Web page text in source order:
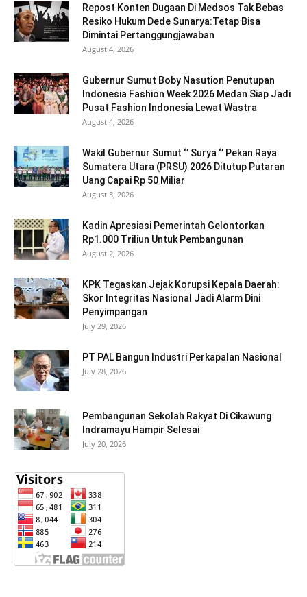
Repost Konten Dugaan Di Medsos Tak Bebas
Resiko Hukum Dede Sunarya:Tetap Bisa
Dimintai Pertanggungjawaban
August 4, 2026
Gubernur Sumut Boby Nasution Penutupan
Indonesia Fashion Week 2026 Medan Siap Jadi
Pusat Fashion Indonesia Lewat Wastra
August 4, 2026
Wakil Gubernur Sumut ‘’ Surya ‘’ Pekan Raya
Sumatera Utara (PRSU) 2026 Ditutup Putaran
Uang Capai Rp 50 Miliar
August 3, 2026
Kadin Apresiasi Pemerintah Gelontorkan
Rp1.000 Triliun Untuk Pembangunan
August 2, 2026
KPK Tegaskan Jejak Korupsi Kepala Daerah:
Skor Integritas Nasional Jadi Alarm Dini
Penyimpangan
July 29, 2026
PT PAL Bangun Industri Perkapalan Nasional
July 28, 2026
Pembangunan Sekolah Rakyat Di Cikawung
Indramayu Hampir Selesai
July 20, 2026